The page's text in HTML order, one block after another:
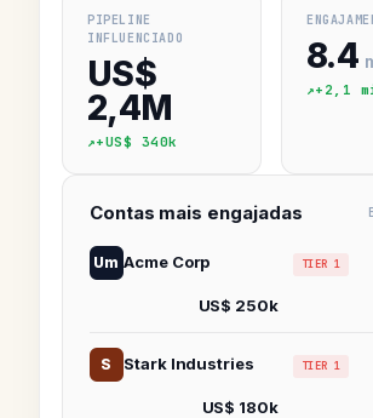
PIPELINE
INFLUENCIADO
US$
2,4M
+US$ 340k
8.4
+2,1
Contas mais engajadas
Um Acme Corp TIER 1
US$ 250k
S Stark Industries TIER 1
US$ 180k